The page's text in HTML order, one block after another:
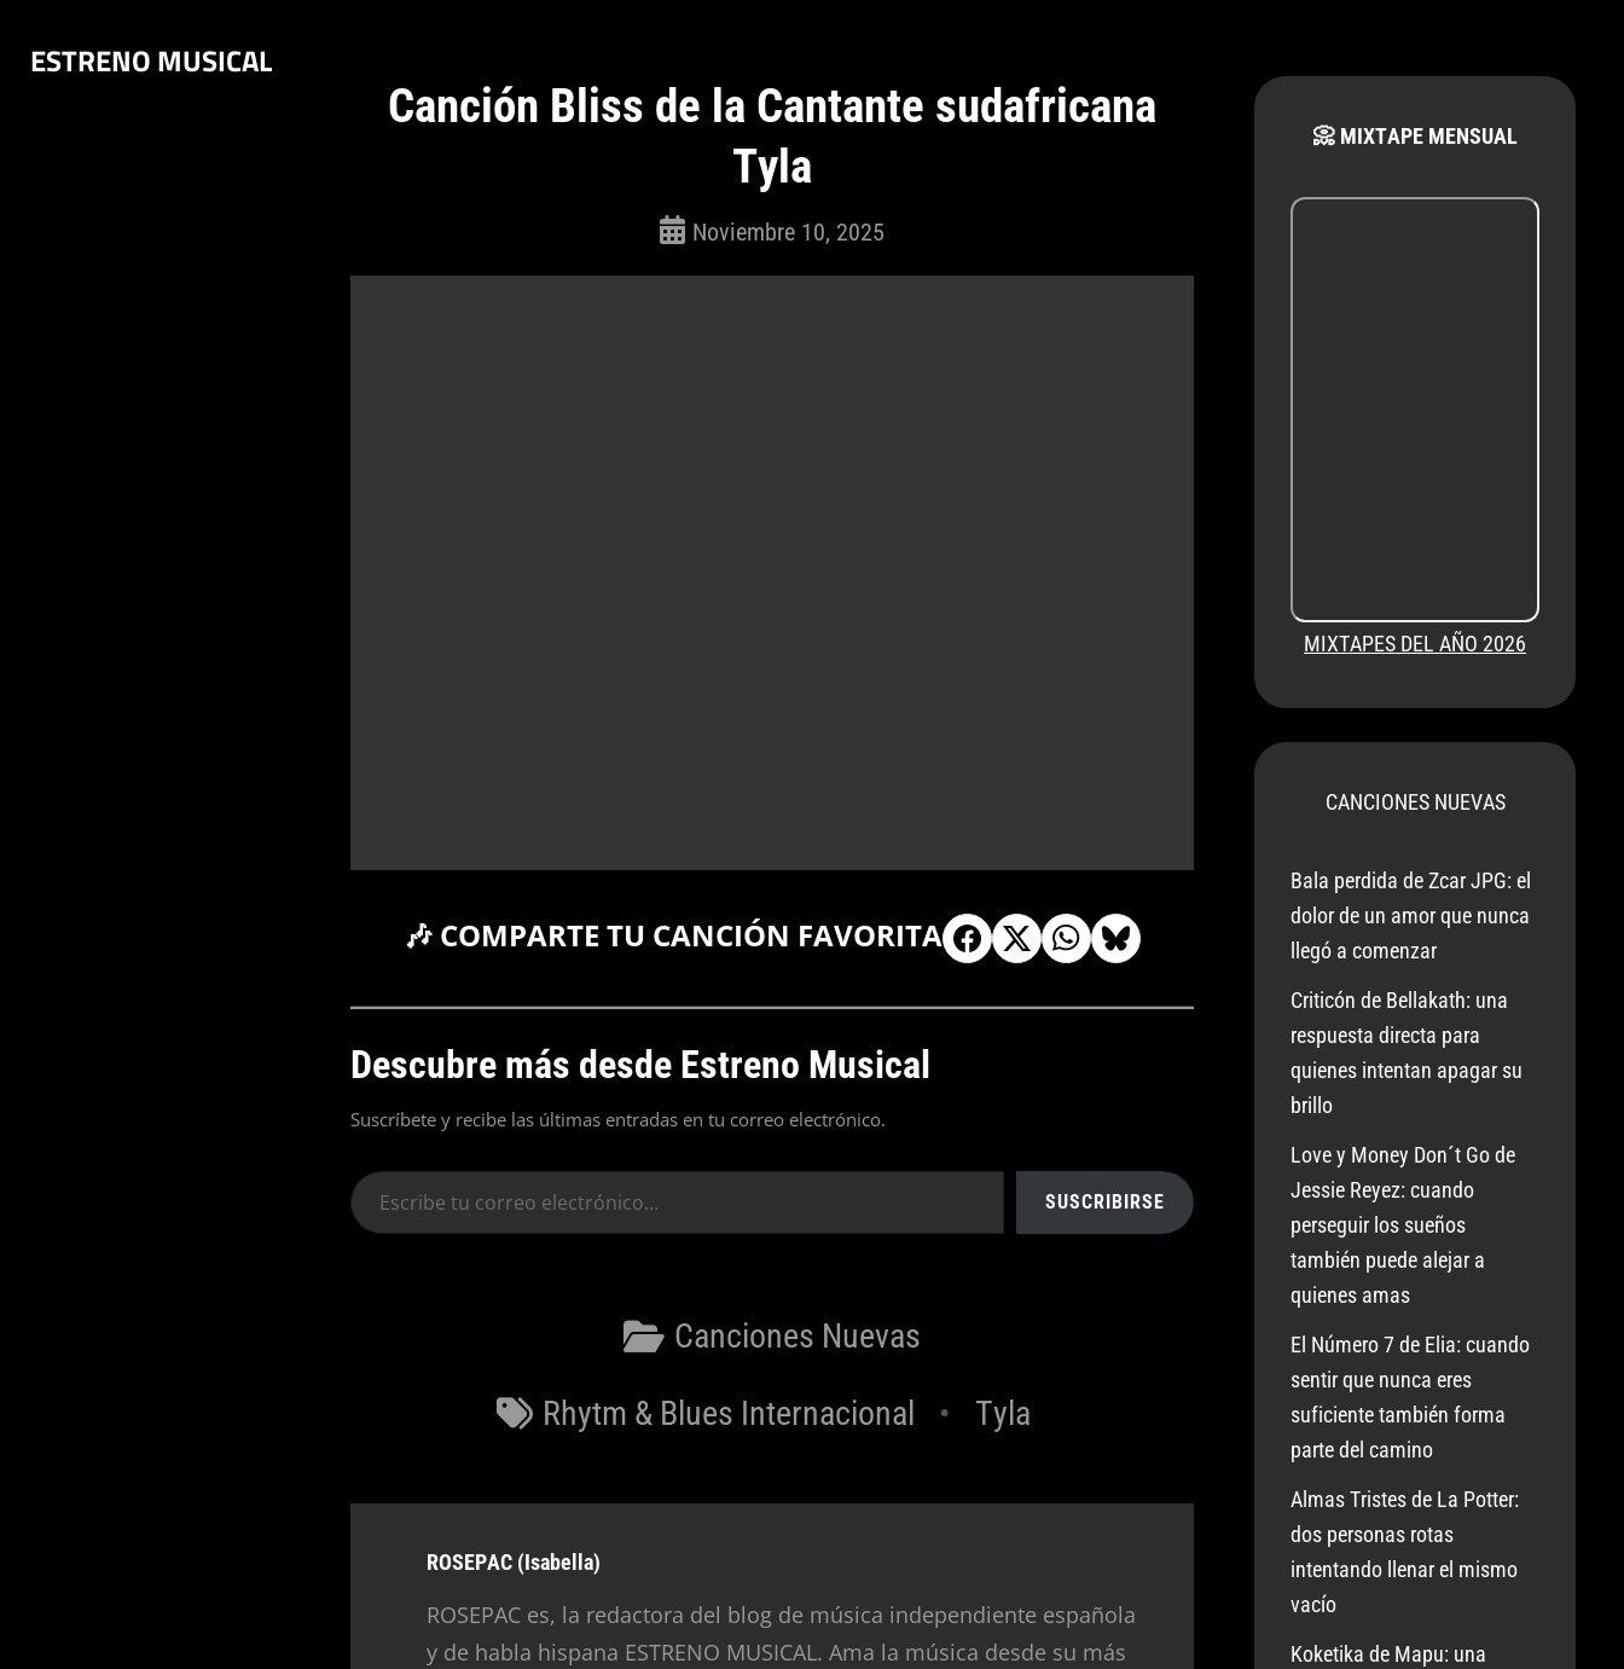
ESTRENO MUSICAL
Canción Bliss de la Cantante sudafricana
Tyla
(Isabella)
Noviembre 10, 2025
🎶 COMPARTE TU CANCIÓN FAVORITA
Descubre más desde Estreno Musical
Suscríbete y recibe las últimas entradas en tu correo electrónico.
Escribe
tu
SUSCRIBIRSE
Categorías
Canciones Nuevas
Etiquetas
Rhytm & Blues Internacional Tyla
Autor:
ROSEPAC (Isabella)
ROSEPAC es, la redactora del blog de música independiente española
y de habla hispana ESTRENO MUSICAL. Ama la música desde su más
📀 MIXTAPE MENSUAL
MIXTAPES DEL AÑO 2026
CANCIONES NUEVAS
Bala perdida de Zcar JPG: el
dolor de un amor que nunca
llegó a comenzar
Criticón de Bellakath: una
respuesta directa para
quienes intentan apagar su
brillo
Love y Money Don´t Go de
Jessie Reyez: cuando
perseguir los sueños
también puede alejar a
quienes amas
El Número 7 de Elia: cuando
sentir que nunca eres
suficiente también forma
parte del camino
Almas Tristes de La Potter:
dos personas rotas
intentando llenar el mismo
vacío
Koketika de Mapu: una